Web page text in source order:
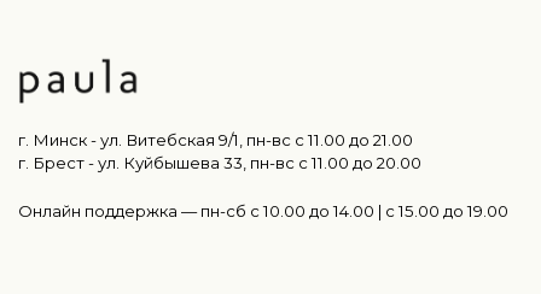
г. Минск - ул. Витебская 9/1, пн-вс с 11.00 до 21.00
г. Брест - ул. Куйбышева 33, пн-вс c 11.00 до 20.00
Онлайн поддержка — пн-сб с 10.00 до 14.00 | c 15.00 до 19.00